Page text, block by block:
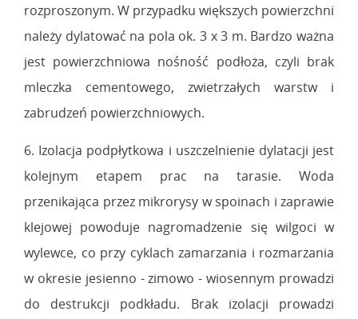
rozproszonym. W przypadku większych powierzchni
należy dylatować na pola ok. 3 x 3 m. Bardzo ważna
jest powierzchniowa nośność podłoża, czyli brak
mleczka cementowego, zwietrzałych warstw i
zabrudzeń powierzchniowych.
6. Izolacja podpłytkowa i uszczelnienie dylatacji jest
kolejnym etapem prac na tarasie. Woda
przenikająca przez mikrorysy w spoinach i zaprawie
klejowej powoduje nagromadzenie się wilgoci w
wylewce, co przy cyklach zamarzania i rozmarzania
w okresie jesienno - zimowo - wiosennym prowadzi
do destrukcji podkładu. Brak izolacji prowadzi